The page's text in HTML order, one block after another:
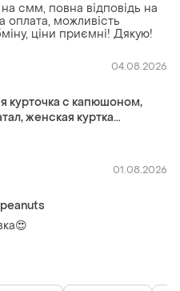
смм, повна відповідь на
оплата, можливість
ціни приємні! Дякую!
04.08.2026
курточка с капюшоном,
женская куртка
01.08.2026